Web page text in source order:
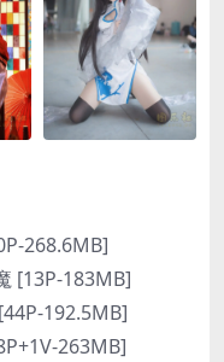
268.6MB]
[13P-183MB]
192.5MB]
263MB]